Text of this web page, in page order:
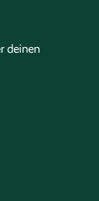
deinen